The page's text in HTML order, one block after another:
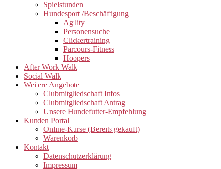
Spielstunden
Hundesport /Beschäftigung
Agility
Personensuche
Clickertraining
Parcours-Fitness
Hoopers
After Work Walk
Social Walk
Weitere Angebote
Clubmitgliedschaft Infos
Clubmitgliedschaft Antrag
Unsere Hundefutter-Empfehlung
Kunden Portal
Online-Kurse (Bereits gekauft)
Warenkorb
Kontakt
Datenschutzerklärung
Impressum